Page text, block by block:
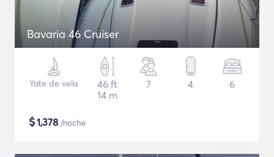
Bavaria 46 Cruiser
Yate de vela
46 ft
14 m
7 4 6
$1,378 /noche